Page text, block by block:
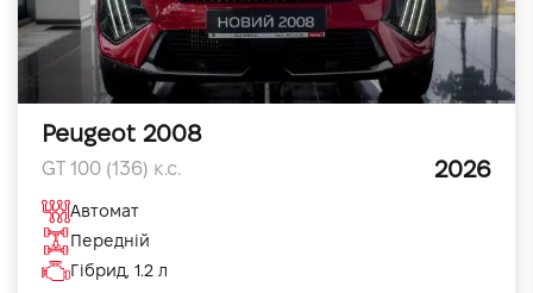
Peugeot 2008
GT 100 (136) к.с. 2026
Автомат
Передній
Гібрид, 1.2 л